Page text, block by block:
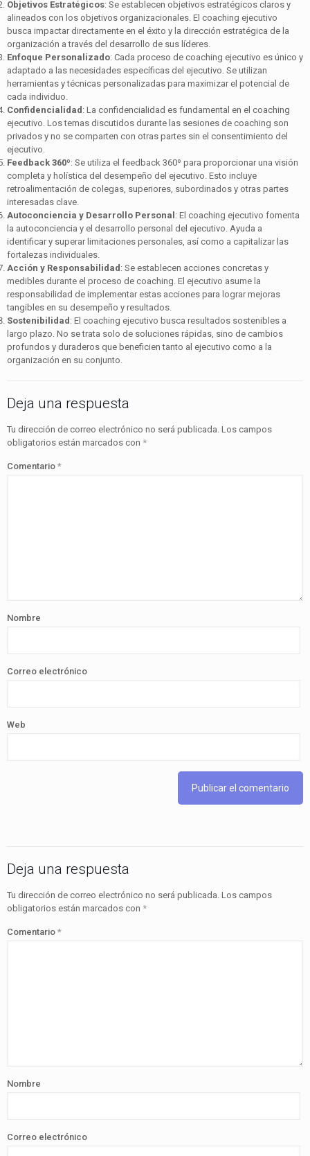
Objetivos Estratégicos: Se establecen objetivos estratégicos claros y
alineados con los objetivos organizacionales. El coaching ejecutivo
busca impactar directamente en el éxito y la dirección estratégica de la
organización a través del desarrollo de sus líderes.
Enfoque Personalizado: Cada proceso de coaching ejecutivo es único y
adaptado a las necesidades específicas del ejecutivo. Se utilizan
herramientas y técnicas personalizadas para maximizar el potencial de
cada individuo.
Confidencialidad: La confidencialidad es fundamental en el coaching
ejecutivo. Los temas discutidos durante las sesiones de coaching son
privados y no se comparten con otras partes sin el consentimiento del
ejecutivo.
Feedback 360º: Se utiliza el feedback 360º para proporcionar una visión
completa y holística del desempeño del ejecutivo. Esto incluye
retroalimentación de colegas, superiores, subordinados y otras partes
interesadas clave.
Autoconciencia y Desarrollo Personal: El coaching ejecutivo fomenta
la autoconciencia y el desarrollo personal del ejecutivo. Ayuda a
identificar y superar limitaciones personales, así como a capitalizar las
fortalezas individuales.
Acción y Responsabilidad: Se establecen acciones concretas y
medibles durante el proceso de coaching. El ejecutivo asume la
responsabilidad de implementar estas acciones para lograr mejoras
tangibles en su desempeño y resultados.
Sostenibilidad: El coaching ejecutivo busca resultados sostenibles a
largo plazo. No se trata solo de soluciones rápidas, sino de cambios
profundos y duraderos que beneficien tanto al ejecutivo como a la
organización en su conjunto.
Deja una respuesta
Tu dirección de correo electrónico no será publicada. Los campos
obligatorios están marcados con *
Comentario *
Nombre
Correo electrónico
Web
Deja una respuesta
Tu dirección de correo electrónico no será publicada. Los campos
obligatorios están marcados con *
Comentario *
Nombre
Correo electrónico